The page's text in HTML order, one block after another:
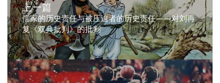
上一篇
儒家的历史责任与被压迫者的历史责任——对刘再
复《双典批判》的批判